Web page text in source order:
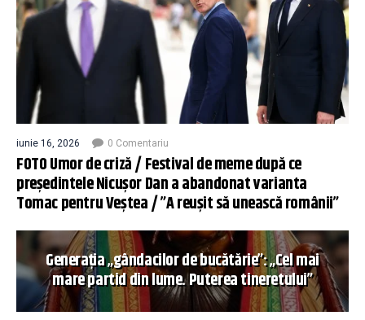
iunie 16, 2026 0 Comentariu
FOTO Umor de criză / Festival de meme după ce
președintele Nicușor Dan a abandonat varianta
Tomac pentru Veștea / ”A reușit să unească românii”
Generația „gândacilor de bucătărie”: „Cel mai
mare partid din lume. Puterea tineretului”